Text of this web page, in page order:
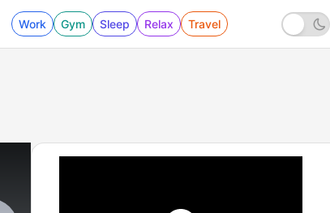
Work Gym Sleep Relax Travel